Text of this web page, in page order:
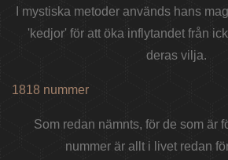
I mystiska metoder används hans
'kedjor' för att öka inflytandet från
deras vilja.
1818 nummer
Som redan nämnts, för de som är
nummer är allt i livet redan